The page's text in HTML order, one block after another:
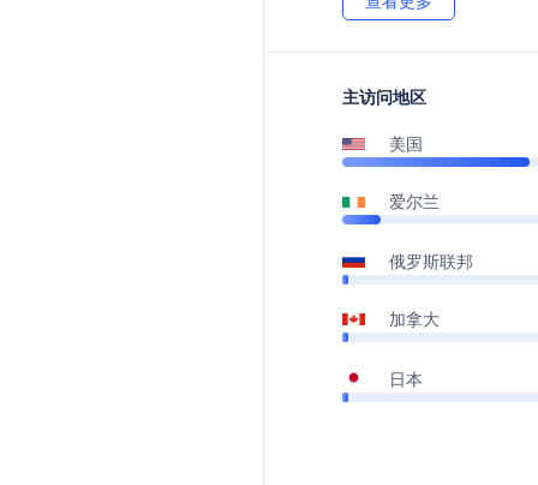
主访问地区
美国
爱尔兰
俄罗斯联邦
加拿大
日本